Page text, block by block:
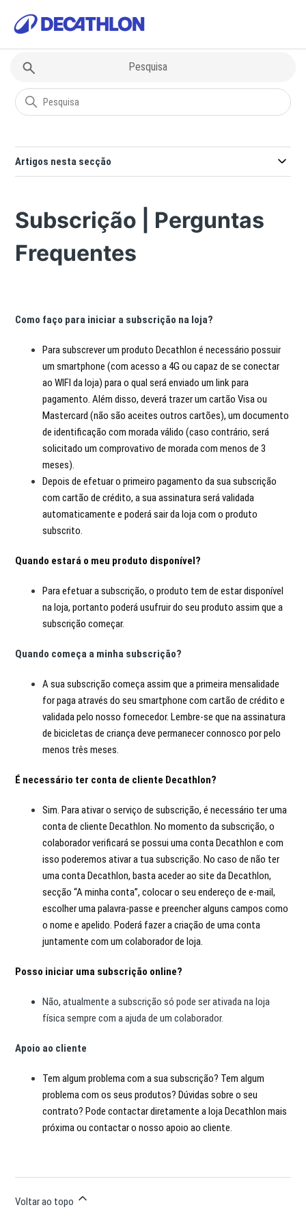
Decathlon Subscrição | Aluguer
Artigos nesta secção
Subscrição | Perguntas
Frequentes
Como faço para iniciar a subscrição na loja?
Para subscrever um produto Decathlon é necessário possuir
um smartphone (com acesso a 4G ou capaz de se conectar
ao WIFI da loja) para o qual será enviado um link para
pagamento. Além disso, deverá trazer um cartão Visa ou
Mastercard (não são aceites outros cartões), um documento
de identificação com morada válido (caso contrário, será
solicitado um comprovativo de morada com menos de 3
meses).
Depois de efetuar o primeiro pagamento da sua subscrição
com cartão de crédito, a sua assinatura será validada
automaticamente e poderá sair da loja com o produto
subscrito.
Quando estará o meu produto disponível?
Para efetuar a subscrição, o produto tem de estar disponível
na loja, portanto poderá usufruir do seu produto assim que a
subscrição começar.
Quando começa a minha subscrição?
A sua subscrição começa assim que a primeira mensalidade
for paga através do seu smartphone com cartão de crédito e
validada pelo nosso fornecedor. Lembre-se que na assinatura
de bicicletas de criança deve permanecer connosco por pelo
menos três meses.
É necessário ter conta de cliente Decathlon?
Sim. Para ativar o serviço de subscrição, é necessário ter uma
conta de cliente Decathlon. No momento da subscrição, o
colaborador verificará se possui uma conta Decathlon e com
isso poderemos ativar a tua subscrição. No caso de não ter
uma conta Decathlon, basta aceder ao site da Decathlon,
secção “A minha conta”, colocar o seu endereço de e-mail,
escolher uma palavra-passe e preencher alguns campos como
o nome e apelido. Poderá fazer a criação de uma conta
juntamente com um colaborador de loja.
Posso iniciar uma subscrição online?
Não, atualmente a subscrição só pode ser ativada na loja
física sempre com a ajuda de um colaborador.
Apoio ao cliente
Tem algum problema com a sua subscrição? Tem algum
problema com os seus produtos? Dúvidas sobre o seu
contrato? Pode contactar diretamente a loja Decathlon mais
próxima ou contactar o nosso apoio ao cliente.
Voltar ao topo